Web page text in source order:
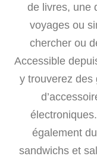
de livres, une
voyages ou
chercher ou
Accessible
y trouverez des
également
sandwichs et